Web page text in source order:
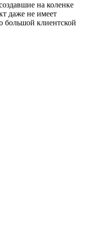
на коленке
даже не имеет
большой клиентской